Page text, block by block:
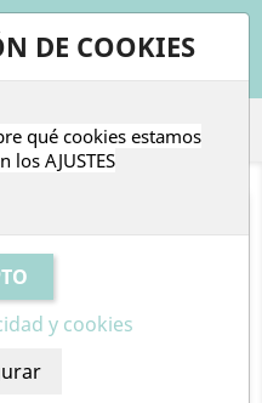

DE COOKIES
qué cookies estamos
los AJUSTES
y cookies